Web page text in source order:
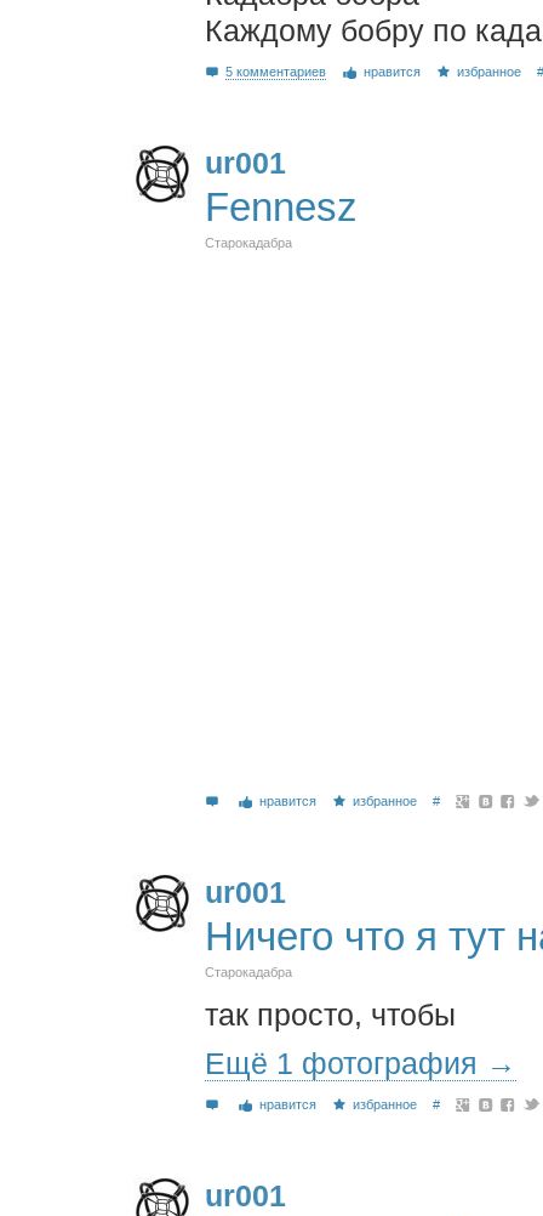
Каждому бобру по
5 комментариев нравится избранное
ur001
Fennesz
Старокадабра
нравится избранное #
ur001
Ничего что я тут
Старокадабра
так просто, чтобы
Ещё 1 фотография →
нравится избранное #
ur001